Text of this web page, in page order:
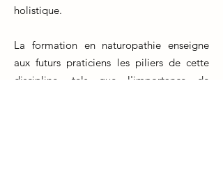
holistique.
La formation en naturopathie enseigne
aux futurs praticiens les piliers de cette
discipline, tels que l'importance de